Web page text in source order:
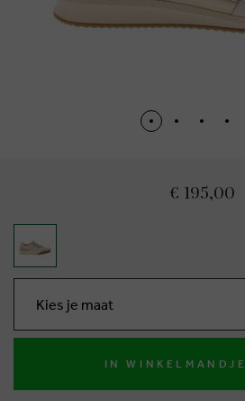
€ 195,00
Kies je maat
IN WINKELMANDJE